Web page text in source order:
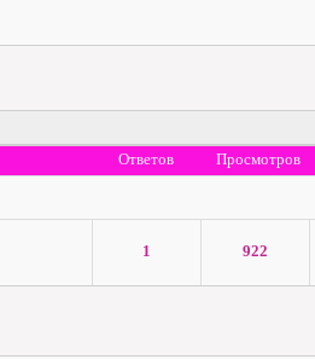
Ответов Просмотров
1 922